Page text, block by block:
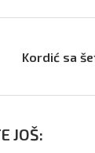
Kordić sa
JOŠ: